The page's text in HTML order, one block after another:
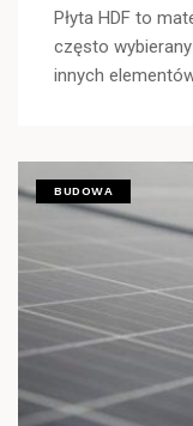
Płyta HDF to
często
innych
BUDOWA